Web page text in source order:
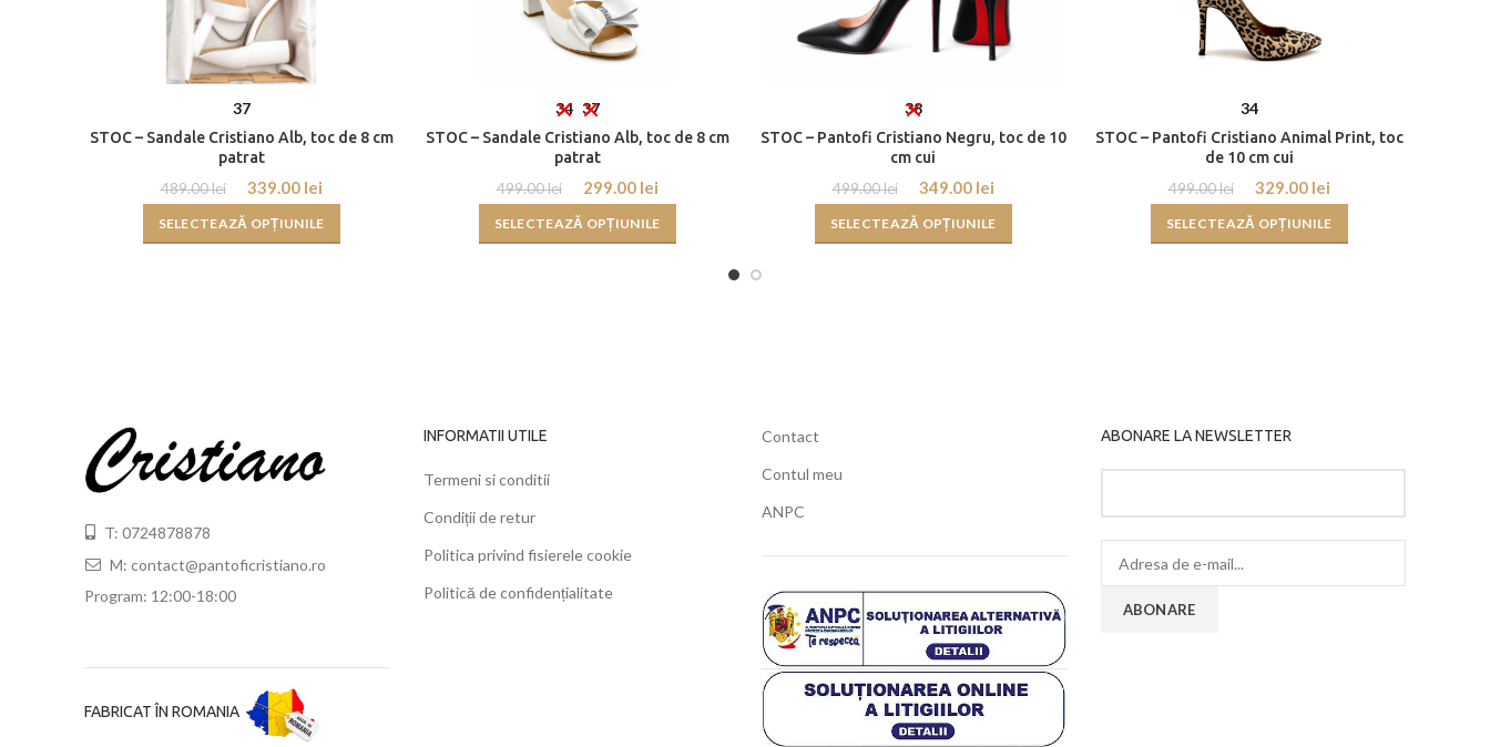
37
STOC – Sandale Cristiano Alb, toc de 8 cm
patrat
489.00lei 339.00 lei
SELECTEAZĂ OPȚIUNILE
34 37
STOC – Sandale Cristiano Alb, toc de 8 cm
patrat
499.00lei 299.00 lei
SELECTEAZĂ OPȚIUNILE
38
STOC – Pantofi Cristiano Negru, toc de 10
cm cui
499.00lei 349.00 lei
SELECTEAZĂ OPȚIUNILE
34
STOC – Pantofi Cristiano Animal Print, toc
de 10 cm cui
499.00lei 329.00 lei
SELECTEAZĂ OPȚIUNILE
T: 0724878878
M: contact@pantoficristiano.ro
Program: 12:00-18:00
FABRICAT ÎN ROMANIA
INFORMATII UTILE
Termeni si conditii
Condiții de retur
Politica privind fisierele cookie
Politică de confidențialitate
Contact
Contul meu
ANPC
ABONARE LA NEWSLETTER